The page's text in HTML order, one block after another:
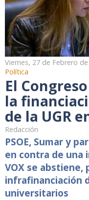
Viernes, 27 de Febrero
Política
El
la
de la UGR
Redacción
PSOE, Sumar y
en contra de una
VOX se abstiene,
infrafinanciación
universitarios